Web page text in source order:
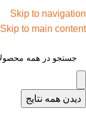
Skip to navigation
Skip to main content
دیدن همه نتایج